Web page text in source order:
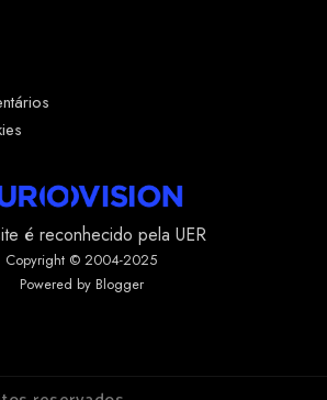
é reconhecido pela UER
Copyright © 2004-2025
Powered by Blogger